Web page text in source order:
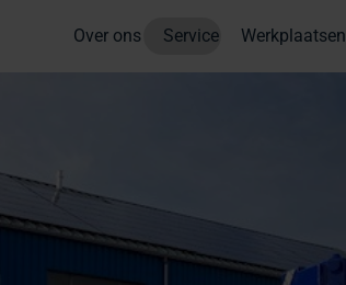
Over ons Service Werkplaatsen